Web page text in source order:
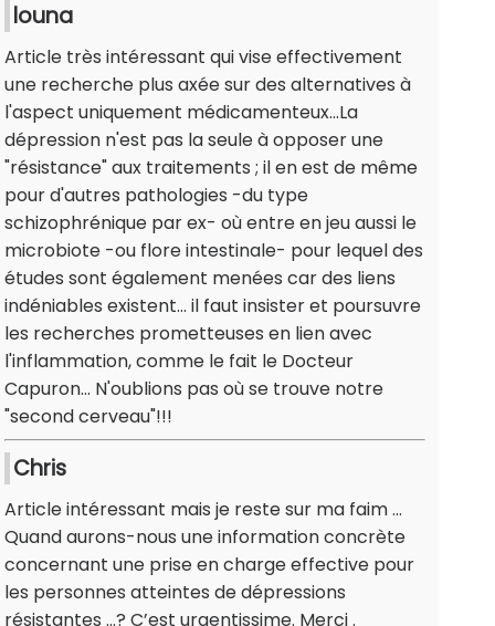
louna
Article très intéressant qui vise effectivement
une recherche plus axée sur des alternatives à
l'aspect uniquement médicamenteux...La
dépression n'est pas la seule à opposer une
"résistance" aux traitements ; il en est de même
pour d'autres pathologies -du type
schizophrénique par ex- où entre en jeu aussi le
microbiote -ou flore intestinale- pour lequel des
études sont également menées car des liens
indéniables existent... il faut insister et poursuvre
les recherches prometteuses en lien avec
l'inflammation, comme le fait le Docteur
Capuron... N'oublions pas où se trouve notre
"second cerveau"!!!
Chris
Article intéressant mais je reste sur ma faim ...
Quand aurons-nous une information concrète
concernant une prise en charge effective pour
les personnes atteintes de dépressions
résistantes ...? C’est urgentissime. Merci .